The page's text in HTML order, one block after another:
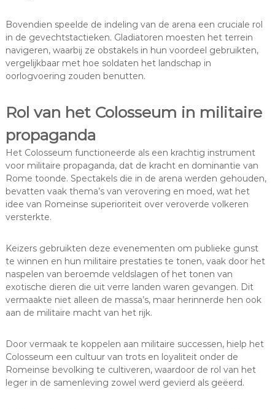
Bovendien speelde de indeling van de arena een cruciale rol
in de gevechtstactieken. Gladiatoren moesten het terrein
navigeren, waarbij ze obstakels in hun voordeel gebruikten,
vergelijkbaar met hoe soldaten het landschap in
oorlogvoering zouden benutten.
Rol van het Colosseum in militaire
propaganda
Het Colosseum functioneerde als een krachtig instrument
voor militaire propaganda, dat de kracht en dominantie van
Rome toonde. Spectakels die in de arena werden gehouden,
bevatten vaak thema’s van verovering en moed, wat het
idee van Romeinse superioriteit over veroverde volkeren
versterkte.
Keizers gebruikten deze evenementen om publieke gunst
te winnen en hun militaire prestaties te tonen, vaak door het
naspelen van beroemde veldslagen of het tonen van
exotische dieren die uit verre landen waren gevangen. Dit
vermaakte niet alleen de massa’s, maar herinnerde hen ook
aan de militaire macht van het rijk.
Door vermaak te koppelen aan militaire successen, hielp het
Colosseum een cultuur van trots en loyaliteit onder de
Romeinse bevolking te cultiveren, waardoor de rol van het
leger in de samenleving zowel werd gevierd als geëerd.